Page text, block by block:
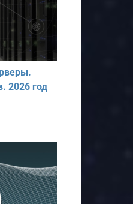
2026 год